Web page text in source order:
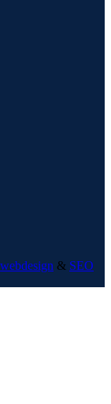
webdesign & SEO